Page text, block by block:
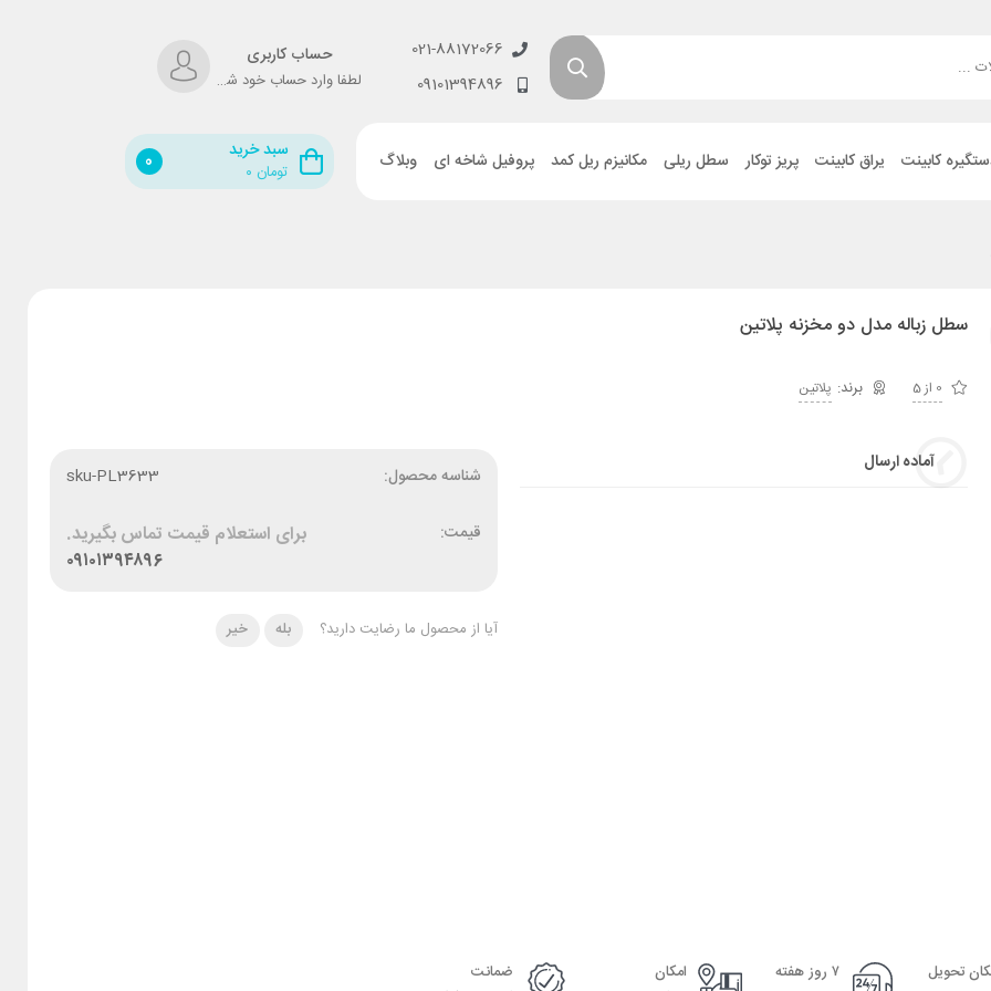
021-88172066
09101394896
حساب کاربری
لطفا وارد حساب خود شوید!
کابینت یراق کابینت پریز توکار سطل ریلی مکانیزم ریل کمد پروفیل شاخه ای وبلاگ سبد خرید
۰ تومان 0
سطل زباله مدل دو مخزنه پلاتین
0 از 5 پلاتین
آماده ارسال
شناسه محصول: sku-PL3633
قیمت:
برای استعلام قیمت تماس بگیرید.
۰۹۱۰۱۳۹۴۸۹۶
آیا از محصول ما رضایت دارید؟ بله خیر
تحویل ۷ روز هفته امکان ضمانت